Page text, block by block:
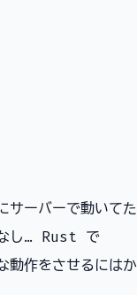
サーバーで動いてた
なし… Rust で
動作をさせるにはか